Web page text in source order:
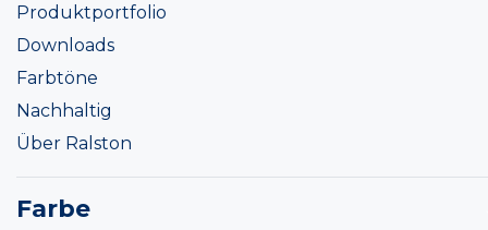
Produktportfolio
Downloads
Farbtöne
Nachhaltig
Über Ralston
Farbe